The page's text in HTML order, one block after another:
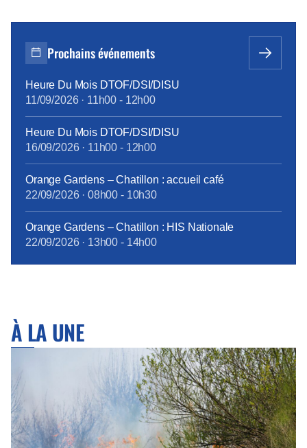
Prochains événements
Heure Du Mois DTOF/DSI/DISU
11/09/2026· 11h00 - 12h00
Heure Du Mois DTOF/DSI/DISU
16/09/2026· 11h00 - 12h00
Orange Gardens – Chatillon : accueil café
22/09/2026· 08h00 - 10h30
Orange Gardens – Chatillon : HIS Nationale
22/09/2026· 13h00 - 14h00
À LA UNE